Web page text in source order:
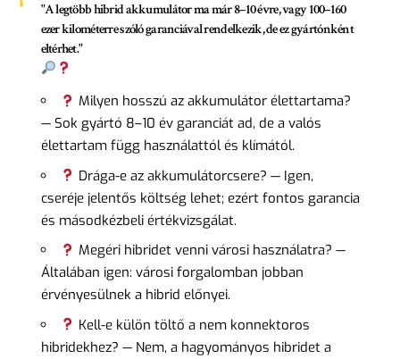
"A legtöbb hibrid akkumulátor ma már 8–10 évre, vagy 100–160
ezer kilométerre szóló garanciával rendelkezik, de ez gyártónként
eltérhet."
Milyen hosszú az akkumulátor élettartama?
— Sok gyártó 8–10 év garanciát ad, de a valós
élettartam függ használattól és klímától.
Drága-e az akkumulátorcsere? — Igen,
cseréje jelentős költség lehet; ezért fontos garancia
és másodkézbeli értékvizsgálat.
Megéri hibridet venni városi használatra? —
Általában igen: városi forgalomban jobban
érvényesülnek a hibrid előnyei.
Kell-e külön töltő a nem konnektoros
hibridekhez? — Nem, a hagyományos hibridet a